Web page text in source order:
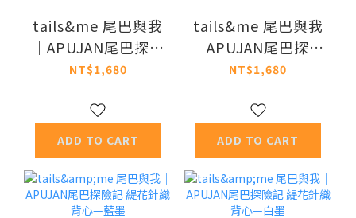
tails&me 尾巴與我
｜APUJAN尾巴探險
記 墨點刷毛背心—
NT$1,680
ADD TO CART
tails&me 尾巴與我
｜APUJAN尾巴探險
記 墨點刷毛背心—
NT$1,680
ADD TO CART